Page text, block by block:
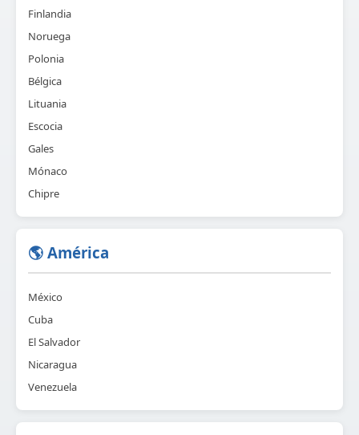
Finlandia
Noruega
Polonia
Bélgica
Lituania
Escocia
Gales
Mónaco
Chipre
🌎 América
México
Cuba
El Salvador
Nicaragua
Venezuela